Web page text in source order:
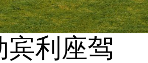
宾利座驾